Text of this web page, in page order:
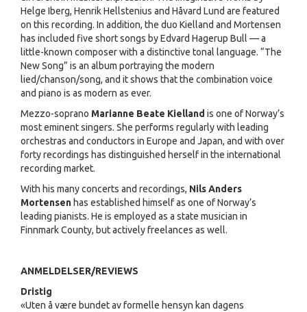
Helge Iberg, Henrik Hellstenius and Håvard Lund are featured
on this recording. In addition, the duo Kielland and Mortensen
has included five short songs by Edvard Hagerup Bull — a
little-known composer with a distinctive tonal language. “The
New Song” is an album portraying the modern
lied/chanson/song, and it shows that the combination voice
and piano is as modern as ever.
Mezzo-soprano Marianne Beate Kielland is one of Norway’s
most eminent singers. She performs regularly with leading
orchestras and conductors in Europe and Japan, and with over
forty recordings has distinguished herself in the international
recording market.
With his many concerts and recordings, Nils Anders
Mortensen has established himself as one of Norway’s
leading pianists. He is employed as a state musician in
Finnmark County, but actively freelances as well.
ANMELDELSER/REVIEWS
Dristig
«Uten å være bundet av formelle hensyn kan dagens